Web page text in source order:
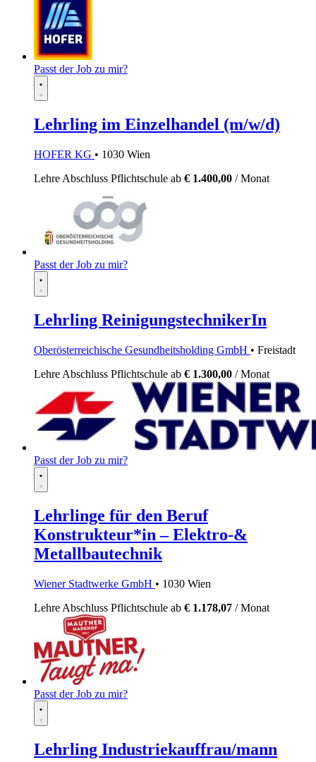
Passt der Job zu mir?
Lehrling im Einzelhandel (m/w/d)
HOFER KG • 1030 Wien
Lehre Abschluss Pflichtschule ab € 1.400,00 / Monat
Passt der Job zu mir?
Lehrling ReinigungstechnikerIn
Oberösterreichische Gesundheitsholding GmbH • Freistadt
Lehre Abschluss Pflichtschule ab € 1.300,00 / Monat
Passt der Job zu mir?
Lehrlinge für den Beruf
Konstrukteur*in – Elektro-&
Metallbautechnik
Wiener Stadtwerke GmbH • 1030 Wien
Lehre Abschluss Pflichtschule ab € 1.178,07 / Monat
Passt der Job zu mir?
Lehrling Industriekauffrau/mann